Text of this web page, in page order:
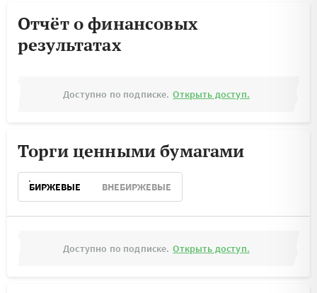
Отчёт о финансовых
результатах
Доступно по подписке. Открыть доступ.
Торги ценными бумагами
БИРЖЕВЫЕ ВНЕБИРЖЕВЫЕ
Доступно по подписке. Открыть доступ.